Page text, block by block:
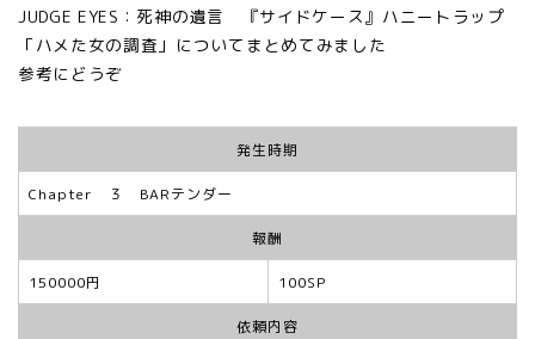
JUDGE EYES：死神の遺言 『サイドケース』ハニートラップ
「ハメた女の調査」についてまとめてみました
参考にどうぞ
発生時期
Chapter ３ BARテンダー
報酬
150000円 100SP
依頼内容